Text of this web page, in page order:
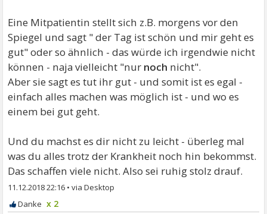
Eine Mitpatientin stellt sich z.B. morgens vor den
Spiegel und sagt " der Tag ist schön und mir geht es
gut" oder so ähnlich - das würde ich irgendwie nicht
können - naja vielleicht "nur noch nicht".
Aber sie sagt es tut ihr gut - und somit ist es egal -
einfach alles machen was möglich ist - und wo es
einem bei gut geht.
Und du machst es dir nicht zu leicht - überleg mal
was du alles trotz der Krankheit noch hin bekommst.
Das schaffen viele nicht. Also sei ruhig stolz drauf.
11.12.2018 22:16 •
x 2